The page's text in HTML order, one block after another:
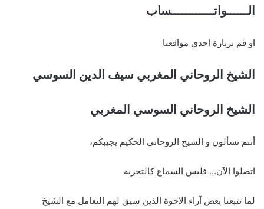
الــــــواتــــــــــــساب
او قم بزيارة احدي مواقعنا
الشيخ الروحاني المغربي سيف الدين السوسي
الشيخ الروحاني السوسي المغربي
أنتم تسألون و الشيخ الروحاني الحكيم يجيبكم،
اتصلوا الآن… فليس السماع كالتجربة
لما تتبعنا بعض آراء الاخوة الذين سبق لهم التعامل مع الشيخ